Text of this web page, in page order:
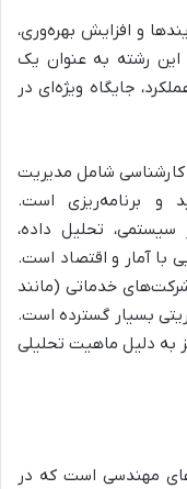
و افزایش بهره‌وری،
این رشته به عنوان یک
جایگاه ویژه‌ای در
شامل مدیریت
و برنامه‌ریزی است.
تحلیل داده،
با آمار و اقتصاد است.
شرکت‌های خدماتی (مانند
بسیار گسترده است.
به دلیل ماهیت تحلیلی
مهندسی است که در